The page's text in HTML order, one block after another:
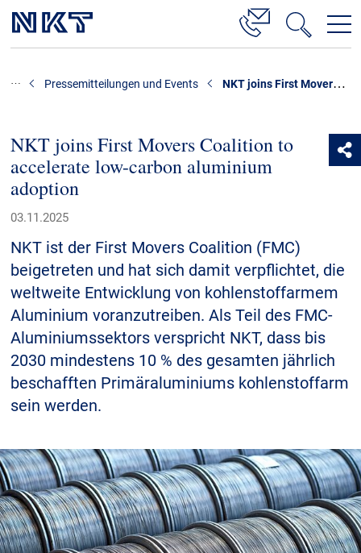
Kabelservice
Mittelspannung
Niederspannung
Kabelgarnituren
Referenzen
Downloads
Presse & Events
Über uns
Unsere Geschichte
Produktion
Karriere
Europacable
NKT joins First Movers Coalition to
accelerate low-carbon aluminium
adoption
03.11.2025
NKT ist der First Movers Coalition (FMC)
beigetreten und hat sich damit verpflichtet, die
weltweite Entwicklung von kohlenstoffarmem
Aluminium voranzutreiben. Als Teil des FMC-
Aluminiumssektors verspricht NKT, dass bis
2030 mindestens 10 % des gesamten jährlich
beschafften Primäraluminiums kohlenstoffarm
sein werden.
Pressemitteilungen und Events NKT joins First Movers Coalition to accelerate low-carbon aluminium adoption